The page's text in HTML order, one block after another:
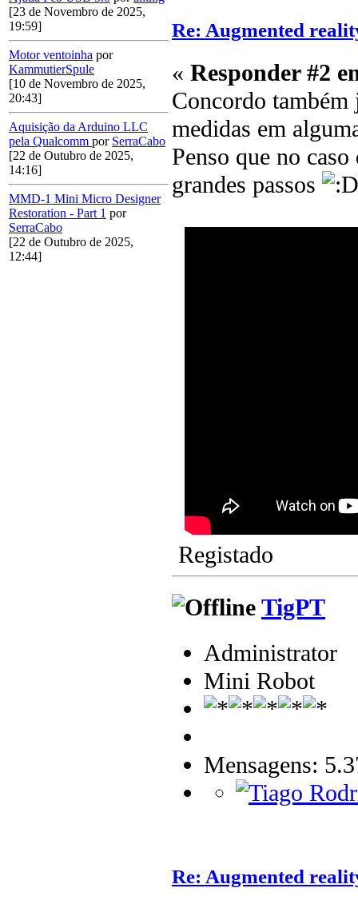
[23 de Novembro de 2025,
19:59]
Motor ventoinha por
KammutierSpule
[10 de Novembro de 2025,
20:43]
Aquisição da Arduino LLC
pela Qualcomm por SerraCabo
[22 de Outubro de 2025,
14:16]
MMD-1 Mini Micro Designer
Restoration - Part 1 por
SerraCabo
[22 de Outubro de 2025,
12:44]
Re: Augmented
« Responder #2
Concordo também
medidas em
Penso que no
grandes passos
Registado
TigPT
Administrator
Mini Robot
Mensagens:
Re: Augmented